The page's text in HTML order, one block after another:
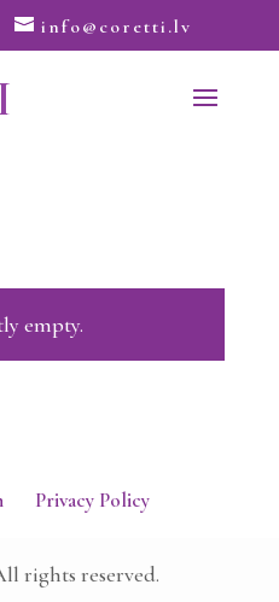
info@coretti.lv
empty.
Privacy Policy
rights reserved.